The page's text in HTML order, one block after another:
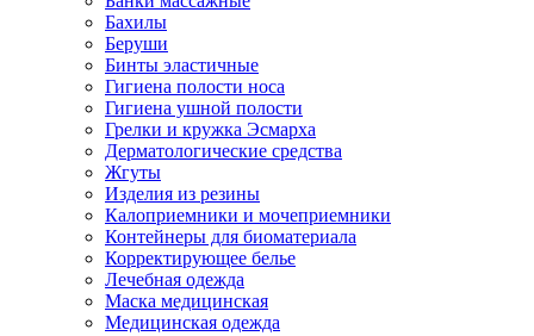
Бахилы
Беруши
Бинты эластичные
Гигиена полости носа
Гигиена ушной полости
Грелки и кружка Эсмарха
Дерматологические средства
Жгуты
Изделия из резины
Калоприемники и мочеприемники
Контейнеры для биоматериала
Корректирующее белье
Лечебная одежда
Маска медицинская
Медицинская одежда